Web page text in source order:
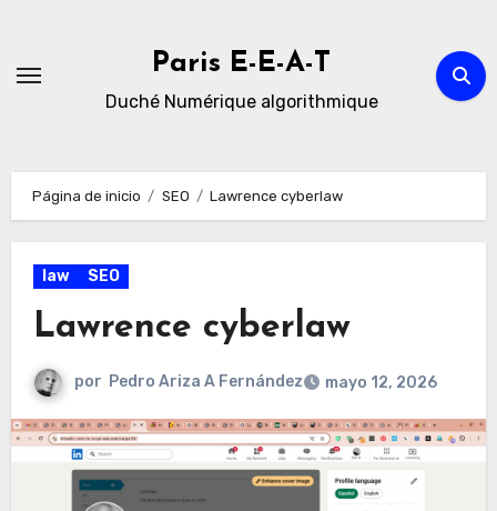
contenido
Paris E-E-A-T
Duché Numérique algorithmique
Página de inicio SEO Lawrence cyberlaw
law SEO
Lawrence cyberlaw
por Pedro Ariza A Fernández mayo 12, 2026